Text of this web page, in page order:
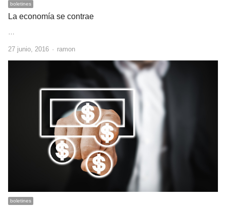
boletines
La economía se contrae
27 junio, 2016 Author
ramon
boletines